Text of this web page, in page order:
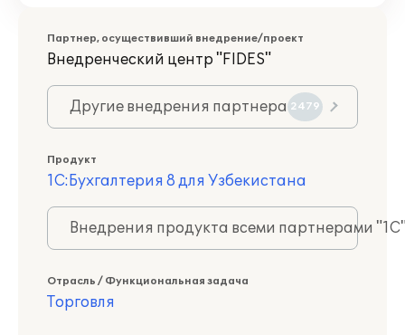
Партнер, осуществивший внедрение/проект
Внедренческий центр "FIDES"
Другие внедрения партнера 2479
Продукт
1С:Бухгалтерия 8 для Узбекистана
Внедрения продукта всеми партнерами
Отрасль / Функциональная задача
Торговля